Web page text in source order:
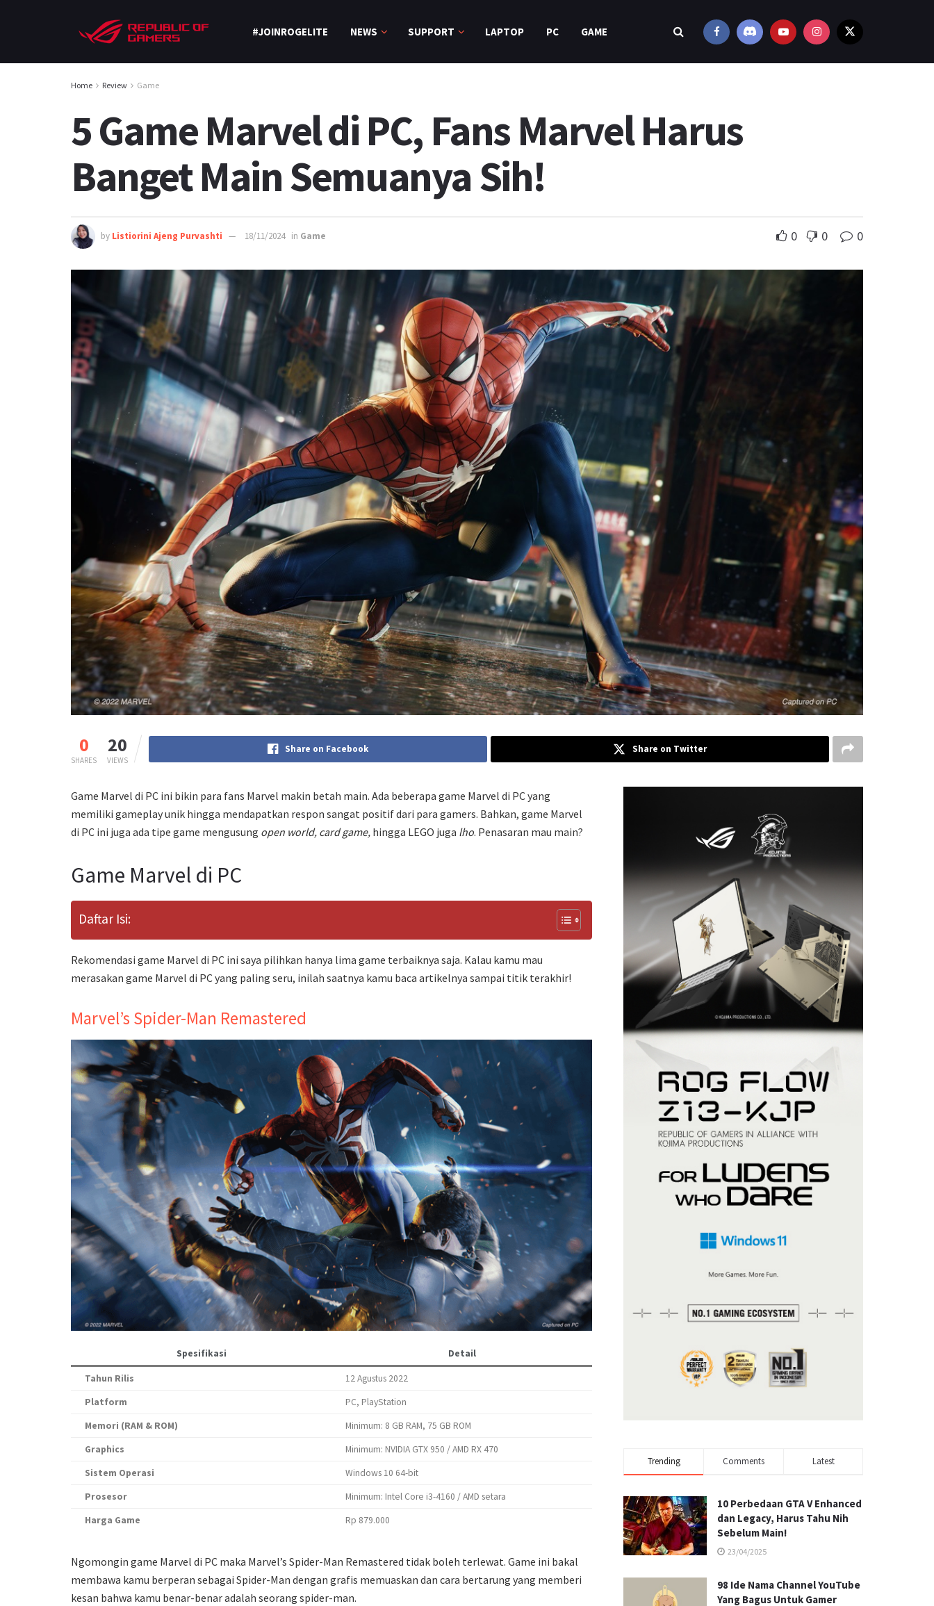
#JOINROGELITE NEWS SUPPORT LAPTOP PC GAME
Home Review Game
5 Game Marvel di PC, Fans Marvel Harus
Banget Main Semuanya Sih!
by Listiorini Ajeng Purvashti 18/11/2024 in Game 0 0 0
0
SHARES
20
VIEWS
Share on Facebook Share on Twitter
Game Marvel di PC ini bikin para fans Marvel makin betah main. Ada beberapa game Marvel di PC yang
memiliki gameplay unik hingga mendapatkan respon sangat positif dari para gamers. Bahkan, game Marvel
di PC ini juga ada tipe game mengusung open world, card game, hingga LEGO juga lho. Penasaran mau main?
Game Marvel di PC
Daftar Isi:
Rekomendasi game Marvel di PC ini saya pilihkan hanya lima game terbaiknya saja. Kalau kamu mau
merasakan game Marvel di PC yang paling seru, inilah saatnya kamu baca artikelnya sampai titik terakhir!
Marvel’s Spider-Man Remastered
Spesifikasi Detail
Tahun Rilis
12 Agustus 2022
Platform
PC, PlayStation
Memori (RAM & ROM)
Minimum: 8 GB RAM, 75 GB ROM
Graphics
Minimum: NVIDIA GTX 950 / AMD RX 470
Sistem Operasi
Windows 10 64-bit
Prosesor
Minimum: Intel Core i3-4160 / AMD setara
Harga Game
Rp 879.000
Ngomongin game Marvel di PC maka Marvel’s Spider-Man Remastered tidak boleh terlewat. Game ini bakal
membawa kamu berperan sebagai Spider-Man dengan grafis memuaskan dan cara bertarung yang memberi
kesan bahwa kamu benar-benar adalah seorang spider-man.
Trending Comments Latest
10 Perbedaan GTA V Enhanced
dan Legacy, Harus Tahu Nih
Sebelum Main!
23/04/2025
98 Ide Nama Channel YouTube
Yang Bagus Untuk Gamer